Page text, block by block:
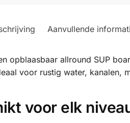
Aanvullende
opblaasbaar allround SUP
voor rustig water, kanalen,
voor elk